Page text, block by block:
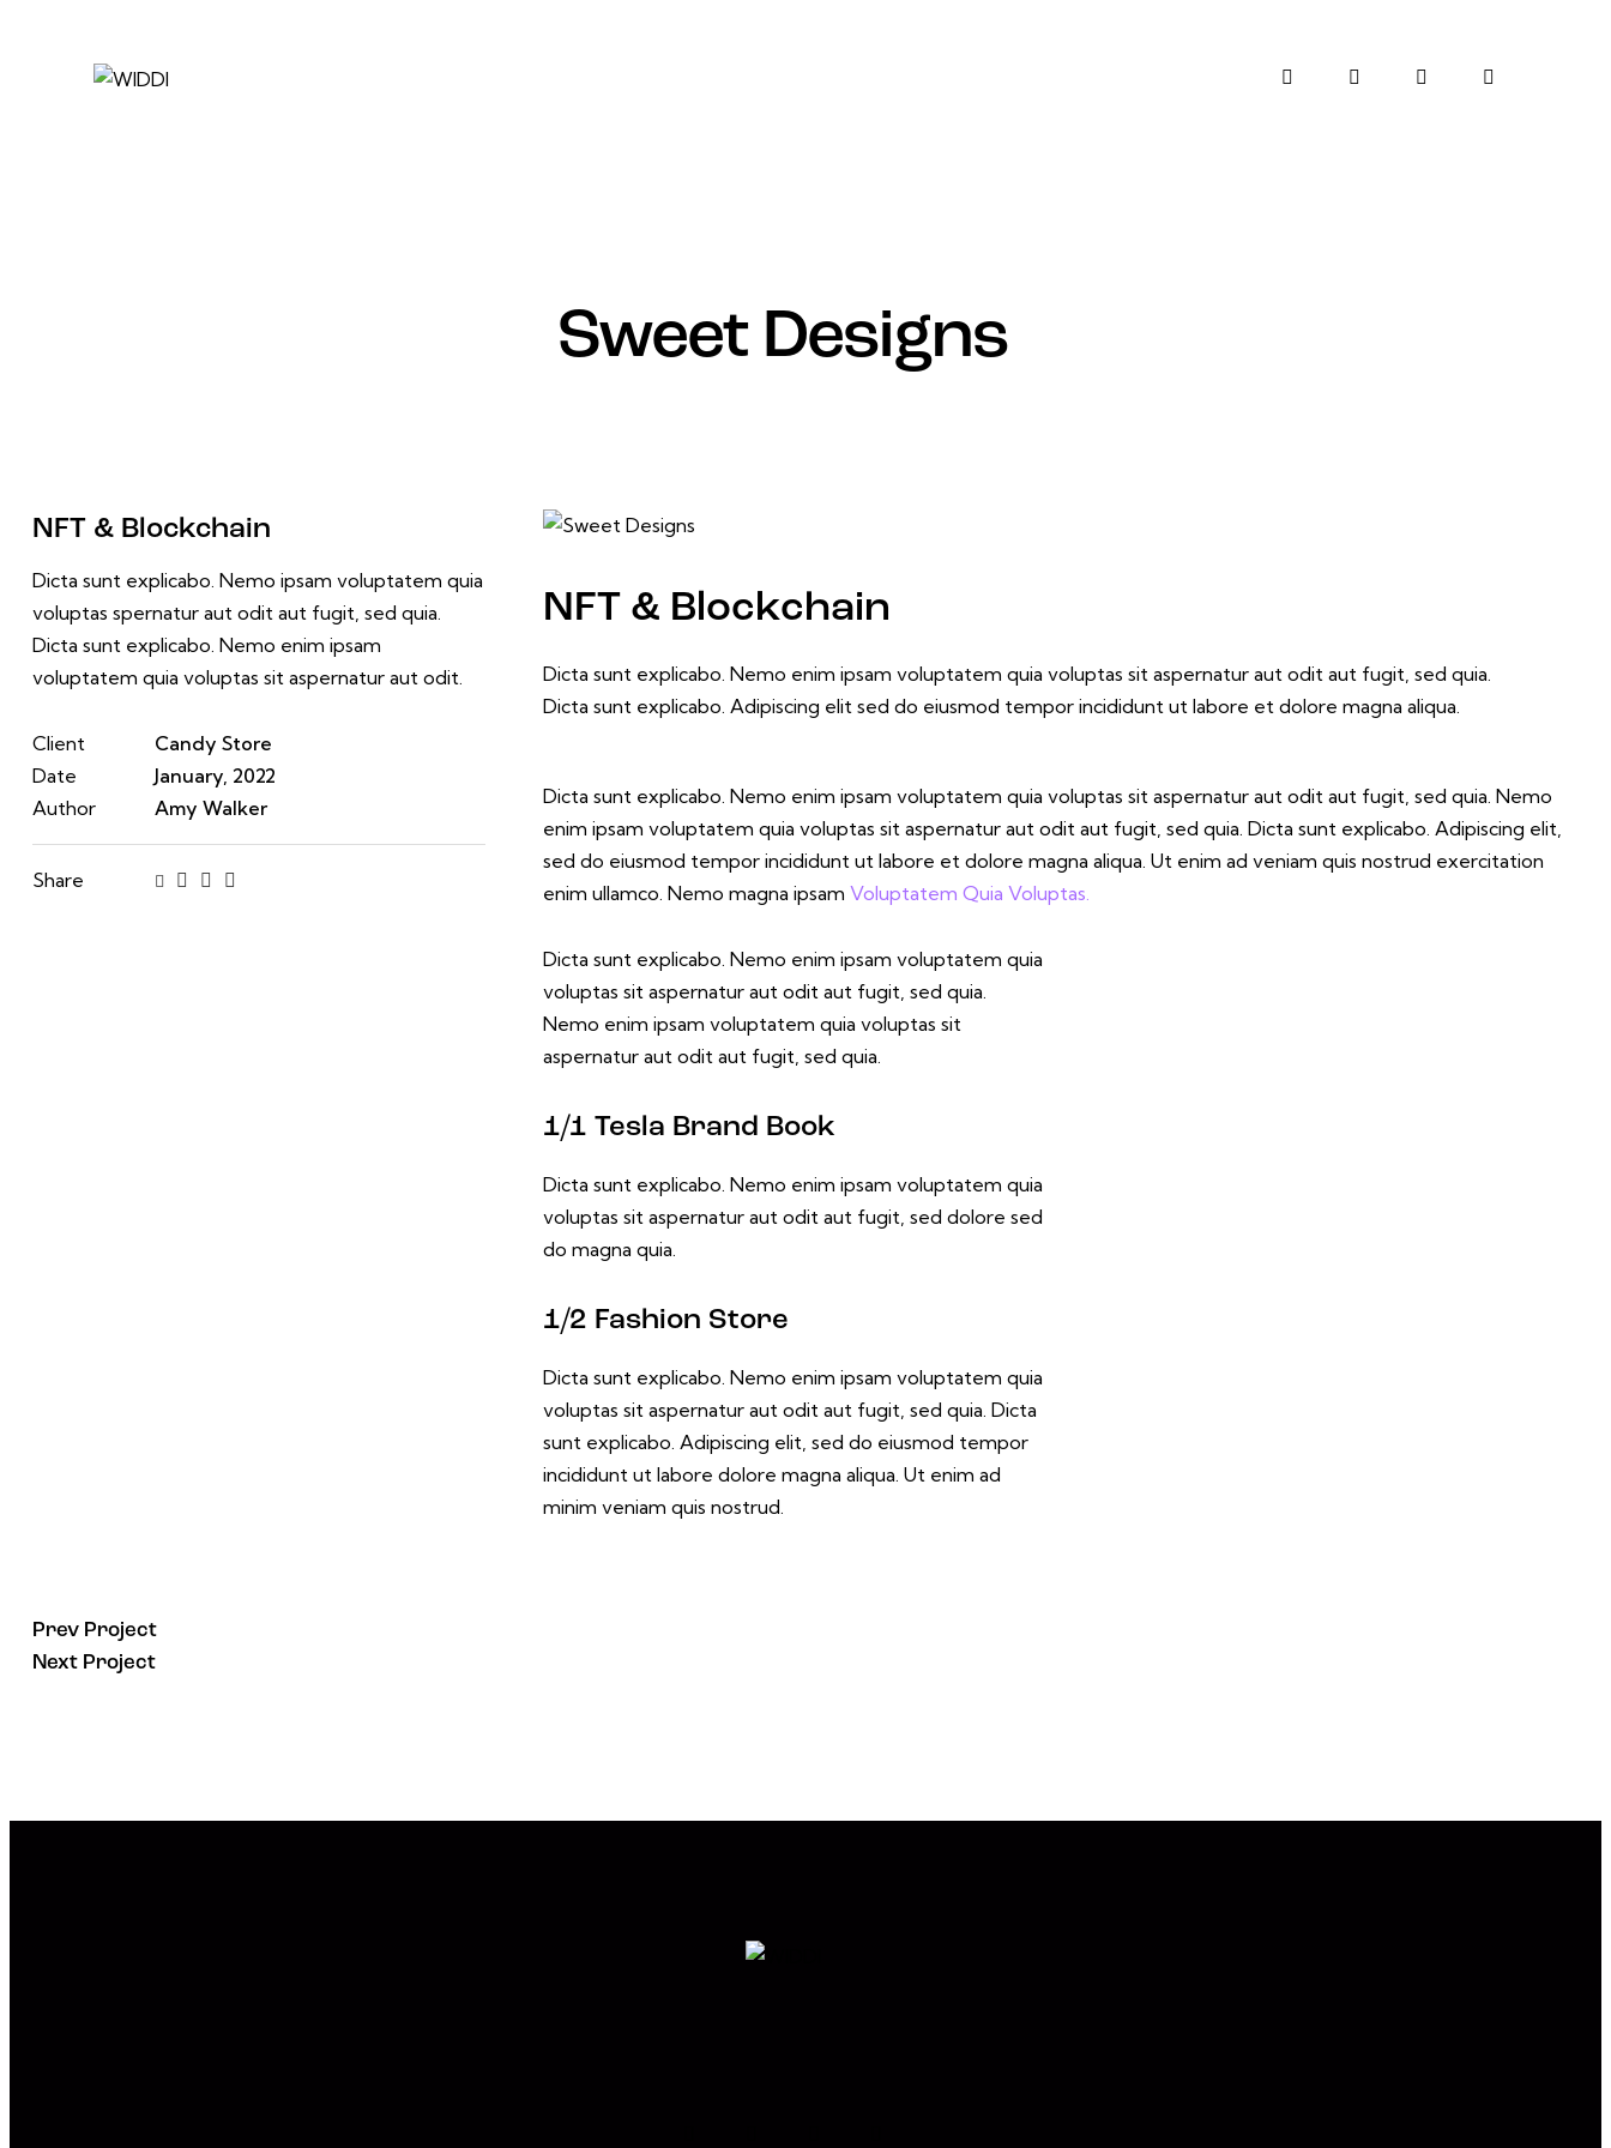
Sweet Designs
NFT & Blockchain
Dicta sunt explicabo. Nemo ipsam voluptatem quia
voluptas spernatur aut odit aut fugit, sed quia.
Dicta sunt explicabo. Nemo enim ipsam
voluptatem quia voluptas sit aspernatur aut odit.
Client
Candy Store
Date
January, 2022
Author
Amy Walker
Share
NFT & Blockchain
Dicta sunt explicabo. Nemo enim ipsam voluptatem quia voluptas sit aspernatur aut odit aut fugit, sed quia.
Dicta sunt explicabo. Adipiscing elit sed do eiusmod tempor incididunt ut labore et dolore magna aliqua.
Dicta sunt explicabo. Nemo enim ipsam voluptatem quia voluptas sit aspernatur aut odit aut fugit, sed quia. Nemo
enim ipsam voluptatem quia voluptas sit aspernatur aut odit aut fugit, sed quia. Dicta sunt explicabo. Adipiscing elit,
sed do eiusmod tempor incididunt ut labore et dolore magna aliqua. Ut enim ad veniam quis nostrud exercitation
enim ullamco. Nemo magna ipsam Voluptatem Quia Voluptas.
Dicta sunt explicabo. Nemo enim ipsam voluptatem quia
voluptas sit aspernatur aut odit aut fugit, sed quia.
Nemo enim ipsam voluptatem quia voluptas sit
aspernatur aut odit aut fugit, sed quia.
1/1 Tesla Brand Book
Dicta sunt explicabo. Nemo enim ipsam voluptatem quia
voluptas sit aspernatur aut odit aut fugit, sed dolore sed
do magna quia.
1/2 Fashion Store
Dicta sunt explicabo. Nemo enim ipsam voluptatem quia
voluptas sit aspernatur aut odit aut fugit, sed quia. Dicta
sunt explicabo. Adipiscing elit, sed do eiusmod tempor
incididunt ut labore dolore magna aliqua. Ut enim ad
minim veniam quis nostrud.
Prev Project
Next Project